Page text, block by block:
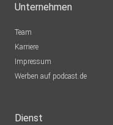
Unternehmen
Team
Karriere
Impressum
Werben auf podcast.de
Dienst